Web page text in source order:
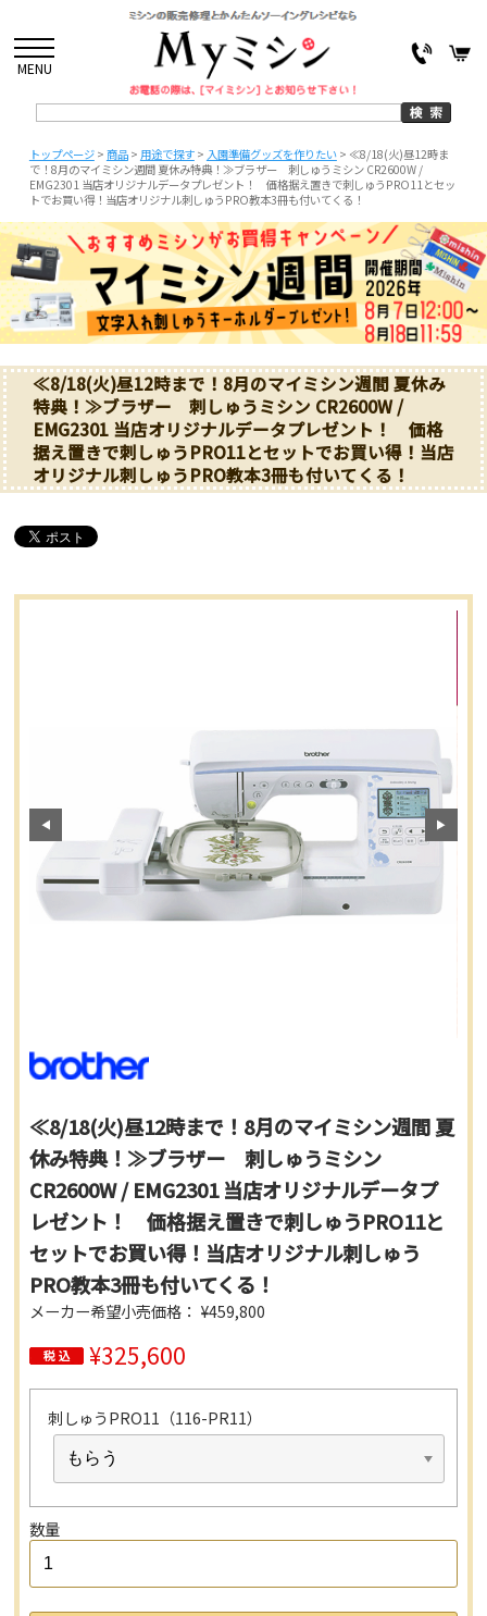
MENU
トップページ> 商品> 用途で探す> 入園準備グッズを作りたい> ≪8/18(火)昼12時ま
で！8月のマイミシン週間 夏休み特典！≫ブラザー 刺しゅうミシン CR2600W /
EMG2301 当店オリジナルデータプレゼント！ 価格据え置きで刺しゅうPRO11とセッ
トでお買い得！当店オリジナル刺しゅうPRO教本3冊も付いてくる！
≪8/18(火)昼12時まで！8月のマイミシン週間 夏休み
特典！≫ブラザー 刺しゅうミシン CR2600W /
EMG2301 当店オリジナルデータプレゼント！ 価格
据え置きで刺しゅうPRO11とセットでお買い得！当店
オリジナル刺しゅうPRO教本3冊も付いてくる！
≪8/18(火)昼12時まで！8月のマイミシン週間 夏
休み特典！≫ブラザー 刺しゅうミシン
CR2600W / EMG2301 当店オリジナルデータプ
レゼント！ 価格据え置きで刺しゅうPRO11と
セットでお買い得！当店オリジナル刺しゅう
PRO教本3冊も付いてくる！
メーカー希望小売価格： ¥459,800
¥325,600
刺しゅうPRO11（116-PR11）
数量